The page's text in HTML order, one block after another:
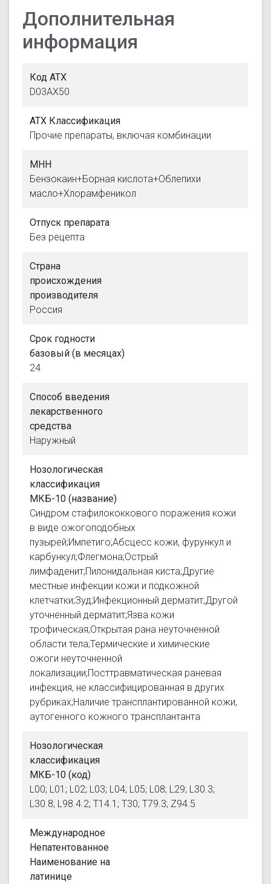
Дополнительная
информация
Код АТХ
D03AX50
АТХ Классификация
Прочие препараты, включая комбинации
МНН
Бензокаин+Борная кислота+Облепихи
масло+Хлорамфеникол
Отпуск препарата
Без рецепта
Страна
происхождения
производителя
Россия
Срок годности
базовый (в месяцах)
24
Способ введения
лекарственного
средства
Наружный
Нозологическая
классификация
МКБ-10 (название)
Синдром стафилококкового поражения кожи
в виде ожогоподобных
пузырей;Импетиго;Абсцесс кожи, фурункул и
карбункул;Флегмона;Острый
лимфаденит;Пилонидальная киста;Другие
местные инфекции кожи и подкожной
клетчатки;Зуд;Инфекционный дерматит;Другой
уточненный дерматит;Язва кожи
трофическая;Открытая рана неуточненной
области тела;Термические и химические
ожоги неуточненной
локализации;Посттравматическая раневая
инфекция, не классифицированная в других
рубриках;Наличие трансплантированной кожи,
аутогенного кожного трансплантанта
Нозологическая
классификация
МКБ-10 (код)
L00; L01; L02; L03; L04; L05; L08; L29; L30.3;
L30.8; L98.4.2; T14.1; T30; T79.3; Z94.5
Международное
Непатентованное
Наименование на
латинице